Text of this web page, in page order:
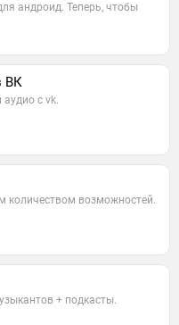
андроид. Теперь, чтобы
ВК
с vk.
количеством возможностей.
+ подкасты.